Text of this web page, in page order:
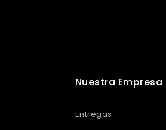
Nuestra Empresa
Entregas